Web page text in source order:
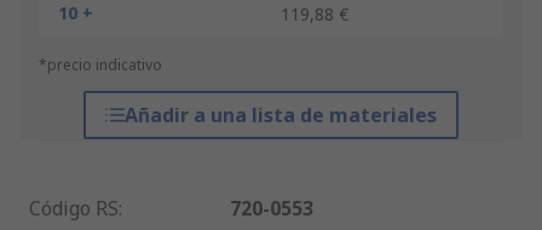
10 +
119,88 €
*precio indicativo
Añadir a una lista de materiales
Código RS:
720-0553